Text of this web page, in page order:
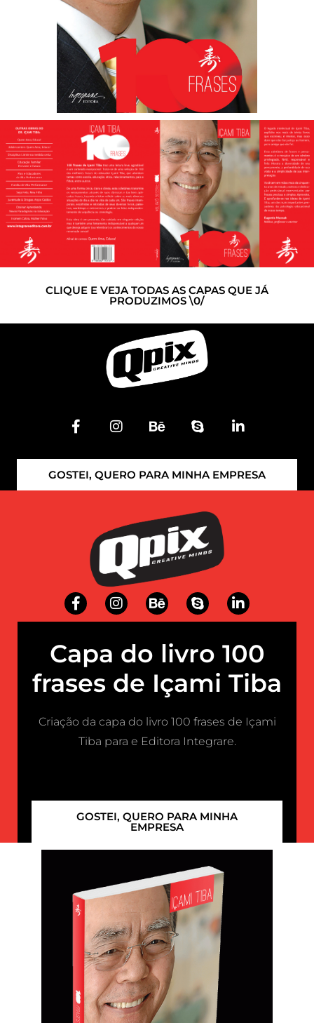
CLIQUE E VEJA TODAS AS CAPAS QUE JÁ
PRODUZIMOS \0/
GOSTEI, QUERO PARA MINHA EMPRESA
Capa do livro 100
frases de Içami Tiba
Criação da capa do livro 100 frases de Içami
Tiba para e Editora Integrare.
GOSTEI, QUERO PARA MINHA
EMPRESA